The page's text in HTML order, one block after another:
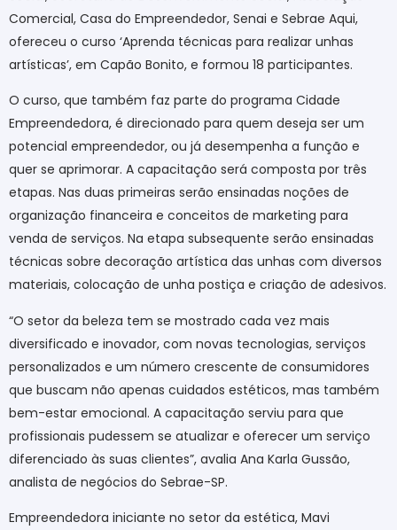
Comercial, Casa do Empreendedor, Senai e Sebrae Aqui,
ofereceu o curso ‘Aprenda técnicas para realizar unhas
artísticas’, em Capão Bonito, e formou 18 participantes.
O curso, que também faz parte do programa Cidade
Empreendedora, é direcionado para quem deseja ser um
potencial empreendedor, ou já desempenha a função e
quer se aprimorar. A capacitação será composta por três
etapas. Nas duas primeiras serão ensinadas noções de
organização financeira e conceitos de marketing para
venda de serviços. Na etapa subsequente serão ensinadas
técnicas sobre decoração artística das unhas com diversos
materiais, colocação de unha postiça e criação de adesivos.
“O setor da beleza tem se mostrado cada vez mais
diversificado e inovador, com novas tecnologias, serviços
personalizados e um número crescente de consumidores
que buscam não apenas cuidados estéticos, mas também
bem-estar emocional. A capacitação serviu para que
profissionais pudessem se atualizar e oferecer um serviço
diferenciado às suas clientes”, avalia Ana Karla Gussão,
analista de negócios do Sebrae-SP.
Empreendedora iniciante no setor da estética, Mavi